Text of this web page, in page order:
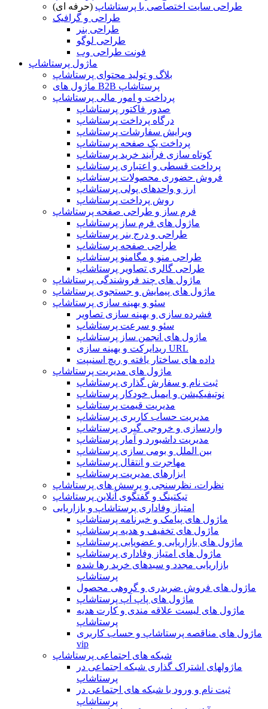
طراحی سایت اختصاصی با پرستاشاپ (حرفه ای)
طراحی و گرافیک
طراحی بنر
طراحی لوگو
فونت طراحی وب
ماژول پرستاشاپ
بلاگ و تولید محتوای پرستاشاپ
ماژول های B2B پرستاشاپ
پرداخت و امور مالی پرستاشاپ
صدور فاکتور پرستاشاپ
درگاه پرداخت پرستاشاپ
ویرایش سفارشات پرستاشاپ
پرداخت یک صفحه پرستاشاپ
کوتاه سازی فرآیند خرید پرستاشاپ
پرداخت قسطی و اعتباری پرستاشاپ
فروش حضوری محصولات پرستاشاپ
ارز و واحدهای پولی پرستاشاپ
روش پرداخت پرستاشاپ
فرم ساز و طراحی صفحه پرستاشاپ
ماژول های فرم ساز پرستاشاپ
طراحی و درج بنر پرستاشاپ
طراحی صفحه پرستاشاپ
طراحی منو و مگامنو پرستاشاپ
طراحی گالری تصاویر پرستاشاپ
ماژول های چند فروشندگی پرستاشاپ
ماژول های پیمایش و جستجوی پرستاشاپ
سئو و بهینه سازی پرستاشاپ
فشرده سازی و بهینه سازی تصاویر
سئو و سرعت پرستاشاپ
ماژول های انجمن ساز پرستاشاپ
ریدایرکت و بهینه سازی URL
داده های ساختار یافته و ریچ اسنیپت
ماژول های مدیریت پرستاشاپ
ثبت نام و سفارش گذاری پرستاشاپ
نوتیفیکیشن و ایمیل خودکار پرستاشاپ
مدیریت قیمت پرستاشاپ
مدیریت حساب کاربری پرستاشاپ
واردسازی و خروجی گیری پرستاشاپ
مدیریت داشبورد و آمار پرستاشاپ
بین الملل و بومی سازی پرستاشاپ
مهاجرت و انتقال پرستاشاپ
ابزارهای مدیریت پرستاشاپ
نظرات، نظرسنجی و پرسش های پرستاشاپ
تیکتینگ و گفتگوی آنلاین پرستاشاپ
امتیاز وفاداری پرستاشاپ و بازاریابی
ماژول های پیامک و خبرنامه پرستاشاپ
ماژول های تخفیف و هدیه پرستاشاپ
ماژول های بازاریابی و عضویابی پرستاشاپ
ماژول های امتیاز وفاداری پرستاشاپ
بازاریابی مجدد و سبدهای خرید رها شده
پرستاشاپ
ماژول های فروش ضربدری و گروهی محصول
ماژول های پاپ آپ پرستاشاپ
ماژول های لیست علاقه مندی و کارت هدیه
پرستاشاپ
ماژول های مناقصه پرستاشاپ و حساب کاربری
vip
شبکه های اجتماعی پرستاشاپ
ماژولهای اشتراک‌ گذاری شبکه اجتماعی در
پرستاشاپ
ثبت نام و ورود با شبکه های اجتماعی در
پرستاشاپ